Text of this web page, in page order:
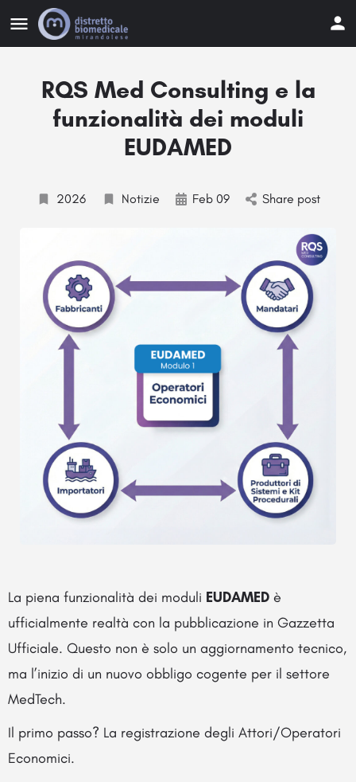
RQS Med Consulting e la
funzionalità dei moduli
EUDAMED
2026 Notizie Feb 09 Share post
La piena funzionalità dei moduli EUDAMED è
ufficialmente realtà con la pubblicazione in Gazzetta
Ufficiale. Questo non è solo un aggiornamento tecnico,
ma l’inizio di un nuovo obbligo cogente per il settore
MedTech.
Il primo passo? La registrazione degli Attori/Operatori
Economici.